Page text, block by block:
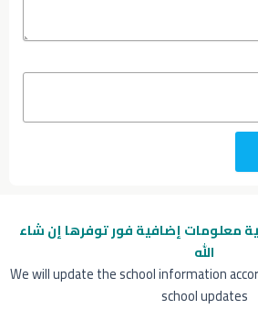
معلومات إضافيةفور توفرها إن شاء
الله
We will update the school information
school updates